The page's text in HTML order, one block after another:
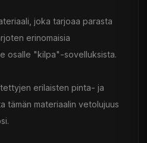
joka tarjoaa parasta
erinomaisia
osalle "kilpa"-sovelluksista.
erilaisten pinta- ja
tämän materiaalin vetolujuus